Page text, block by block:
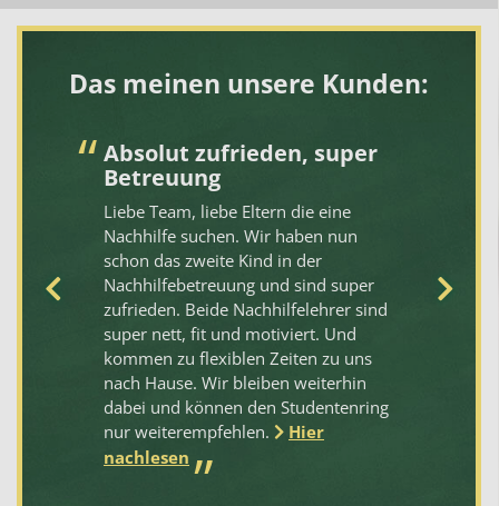
Das meinen unsere Kunden:
Absolut zufrieden, super
Betreuung
Liebe Team, liebe Eltern die eine
Nachhilfe suchen. Wir haben nun
schon das zweite Kind in der
Nachhilfebetreuung und sind super
zufrieden. Beide Nachhilfelehrer sind
super nett, fit und motiviert. Und
kommen zu flexiblen Zeiten zu uns
nach Hause. Wir bleiben weiterhin
dabei und können den Studentenring
nur weiterempfehlen.
Hier
nachlesen